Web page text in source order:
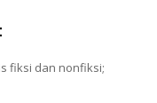
fiksi dan nonfiksi;